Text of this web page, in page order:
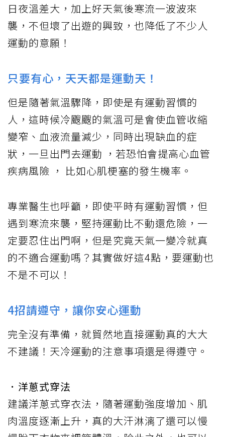
日夜溫差大，加上好天氣後寒流一波波來
襲，不但壞了出遊的興致，也降低了不少人
運動的意願！
只要有心，天天都是運動天！
但是隨著氣溫驟降，即使是有運動習慣的
人，這時候冷颼颼的氣溫可是會使血管收縮
變窄、血液流量減少，同時出現缺血的症
狀，一旦出門去運動 ，若恐怕會提高心血管
疾病風險 ， 比如心肌梗塞的發生機率。
專業醫生也呼籲，即使平時有運動習慣，但
遇到寒流來襲，堅持運動比不動還危險，一
定要忍住出門啊，但是究竟天氣一變冷就真
的不適合運動嗎？其實做好這4點，要運動也
不是不可以！
4招請遵守，讓你安心運動
完全沒有準備，就貿然地直接運動真的大大
不建議！天冷運動的注意事項還是得遵守。
．洋蔥式穿法
建議洋蔥式穿衣法，隨著運動強度增加、肌
肉溫度逐漸上升，真的大汗淋漓了還可以慢